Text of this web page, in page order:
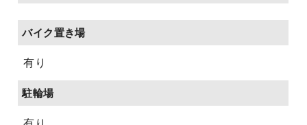
バイク置き場
有り
駐輪場